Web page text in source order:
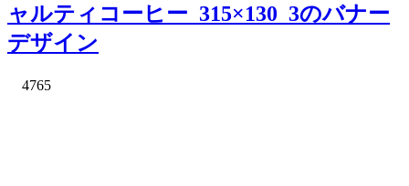
ャルティコーヒー_315×130_3のバナー
デザイン
4765